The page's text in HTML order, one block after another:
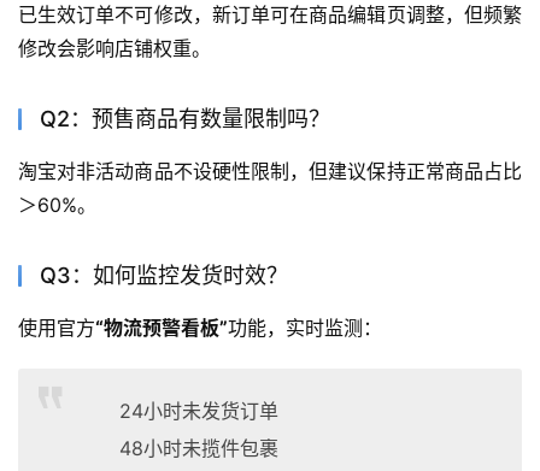
已生效订单不可修改，新订单可在商品编辑页调整，但频繁
修改会影响店铺权重。
Q2：预售商品有数量限制吗？
淘宝对非活动商品不设硬性限制，但建议保持正常商品占比
＞60%。
Q3：如何监控发货时效？
使用官方“物流预警看板”功能，实时监测：
24小时未发货订单
48小时未揽件包裹